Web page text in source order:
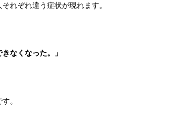
れぞれ違う症状が現れます。
なくなった。」
。